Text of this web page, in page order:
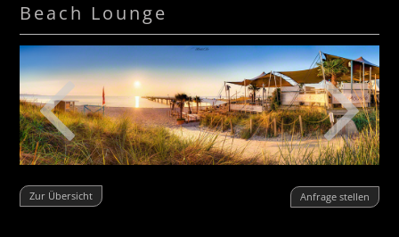
Beach Lounge
Zur Übersicht Anfrage stellen